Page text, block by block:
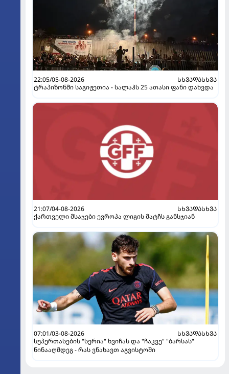
22:05/05-08-2026
ᲡᲮᲕᲐᲓᲐᲡᲮᲕᲐ
ტრაპიზონში საგიჟეთია - სალაჰს 25 ათასი ფანი დახვდა
21:07/04-08-2026
ᲡᲮᲕᲐᲓᲐᲡᲮᲕᲐ
ქართველი მსაჯები ევროპა ლიგის მატჩს განსჯიან
07:01/03-08-2026
ᲡᲮᲕᲐᲓᲐᲡᲮᲕᲐ
სუპერთასების "სერია" ხვიჩას და "ჩაკვე" "ბარსას"
წინააღმდეგ - რას ვნახავთ აგვისტოში